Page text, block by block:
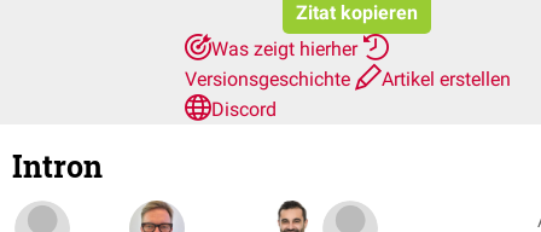
Zitat kopieren
Was zeigt hierher
Versionsgeschichte
Artikel erstellen
Discord
Intron